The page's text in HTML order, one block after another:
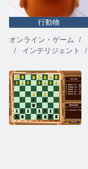
行動物
オンライン・ゲーム
インテリジェント